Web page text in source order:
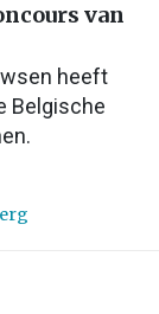
van
heeft
Belgische